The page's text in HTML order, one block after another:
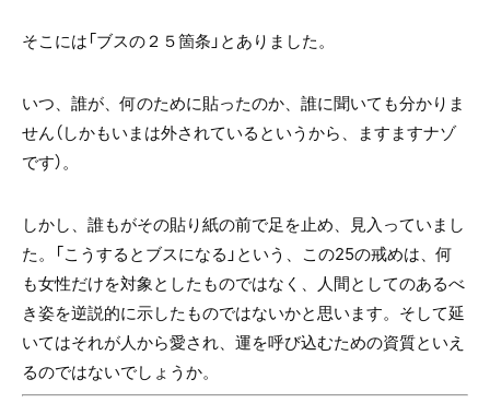
そこには「ブスの２５箇条」とありました。
いつ、誰が、何のために貼ったのか、誰に聞いても分かりま
せん（しかもいまは外されているというから、ますますナゾ
です）。
しかし、誰もがその貼り紙の前で足を止め、見入っていまし
た。「こうするとブスになる」という、この25の戒めは、何
も女性だけを対象としたものではなく、人間としてのあるべ
き姿を逆説的に示したものではないかと思います。そして延
いてはそれが人から愛され、運を呼び込むための資質といえ
るのではないでしょうか。